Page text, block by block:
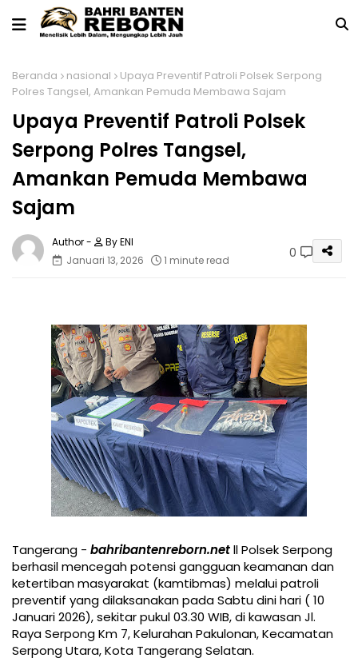
Beranda nasional
Upaya Preventif Patroli Polsek Serpong
Polres Tangsel, Amankan Pemuda Membawa Sajam
Upaya Preventif Patroli Polsek
Serpong Polres Tangsel,
Amankan Pemuda Membawa
Sajam
By ENI
Januari 13, 2026
1 minute read 0
Tangerang - bahribantenreborn.netll Polsek Serpong
berhasil mencegah potensi gangguan keamanan dan
ketertiban masyarakat (kamtibmas) melalui patroli
preventif yang dilaksanakan pada Sabtu dini hari ( 10
Januari 2026), sekitar pukul 03.30 WIB, di kawasan Jl.
Raya Serpong Km 7, Kelurahan Pakulonan, Kecamatan
Serpong Utara, Kota Tangerang Selatan.